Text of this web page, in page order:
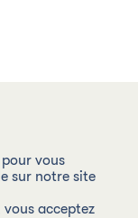
vous
sur notre site
acceptez